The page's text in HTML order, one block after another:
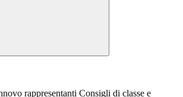
rappresentanti Consigli di classe e